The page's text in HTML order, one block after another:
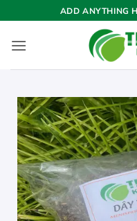
qua
nội
ADD ANYTHING